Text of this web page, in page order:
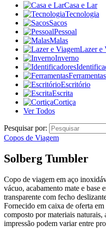
Casa e Lar
Tecnologia
Sacos
Pessoal
Malas
Lazer e
Inverno
Ferramentas
Escritório
Escrita
Cortiça
Ver Todos
Pesquisar por:
Copos de Viagem
Solberg Tumbler
Copo de viagem em aço
vácuo, acabamento mate e base
transparente com fecho
Fornecido em caixa de oferta
composto por materiais
impressão podem variar entre